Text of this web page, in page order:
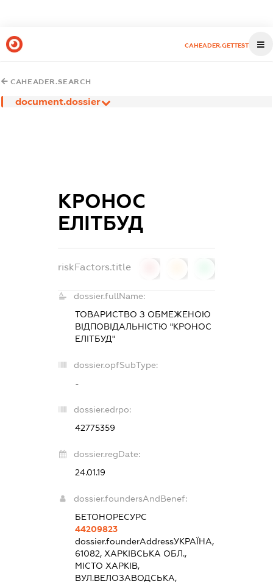
CAHEADER.GETTEST
CAHEADER.SEARCH
document.dossier
КРОНОС
ЕЛІТБУД
riskFactors.title
dossier.fullName:
ТОВАРИСТВО З ОБМЕЖЕНОЮ
ВІДПОВІДАЛЬНІСТЮ "КРОНОС
ЕЛІТБУД"
dossier.opfSubType:
-
dossier.edrpo:
42775359
dossier.regDate:
24.01.19
dossier.foundersAndBenef:
БЕТОНОРЕСУРС
44209823
dossier.founderAddressУКРАЇНА,
61082, ХАРКІВСЬКА ОБЛ.,
МІСТО ХАРКІВ,
ВУЛ.ВЕЛОЗАВОДСЬКА,